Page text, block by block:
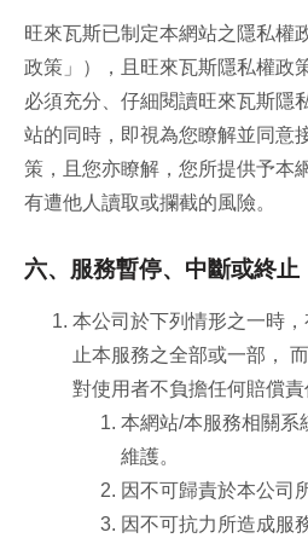
旺來瓦斯已制定本網站之隱私權
政策」），且旺來瓦斯隱私權政
必須充分、仔細閱讀旺來瓦斯隱
站的同時，即視為您瞭解並同意
策，且您亦瞭解，您所提供予本
有遭他人讀取或攔截的風險。
六、服務暫停、中斷或終止
本公司於下列情形之一時
止本服務之全部或一部，
對使用者不負擔任何賠償責
本網站/本服務相關系
維護。
因不可歸責於本公司
因不可抗力所造成服